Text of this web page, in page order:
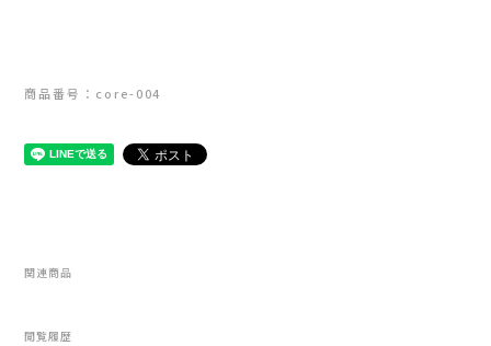
ODLO (オドロ )
OLENO(オレノ)
商品番号：core-004
関連商品
閲覧履歴